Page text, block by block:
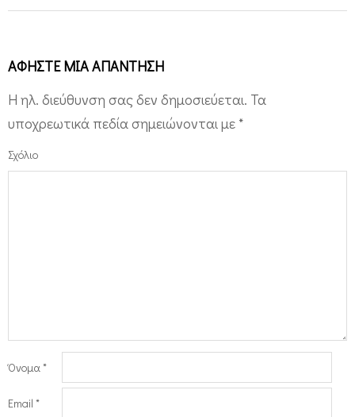
ΑΦΉΣΤΕ ΜΙΑ ΑΠΆΝΤΗΣΗ
Η ηλ. διεύθυνση σας δεν δημοσιεύεται. Τα
υποχρεωτικά πεδία σημειώνονται με *
Σχόλιο
Όνομα*
Email *